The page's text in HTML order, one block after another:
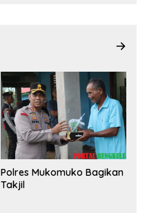
Polres Mukomuko Bagikan
Takjil